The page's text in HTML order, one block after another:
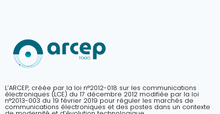
L’ARCEP, créée par la loi n°2012-018 sur les communications
électroniques (LCE) du 17 décembre 2012 modifiée par la loi
n°2013-003 du 19 février 2019 pour réguler les marchés de
communications électroniques et des postes dans un contexte